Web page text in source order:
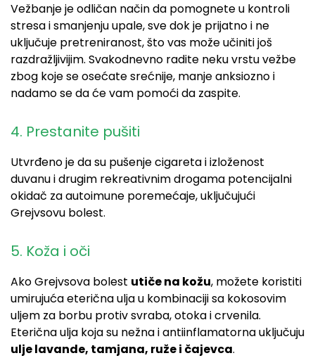
Vežbanje je odličan način da pomognete u kontroli
stresa i smanjenju upale, sve dok je prijatno i ne
uključuje pretreniranost, što vas može učiniti još
razdražljivijim. Svakodnevno radite neku vrstu vežbe
zbog koje se osećate srećnije, manje anksiozno i
nadamo se da će vam pomoći da zaspite.
4. Prestanite pušiti
Utvrđeno je da su pušenje cigareta i izloženost
duvanu i drugim rekreativnim drogama potencijalni
okidač za autoimune poremećaje, uključujući
Grejvsovu bolest.
5. Koža i oči
Ako Grejvsova bolest utiče na kožu, možete koristiti
umirujuća eterična ulja u kombinaciji sa kokosovim
uljem za borbu protiv svraba, otoka i crvenila.
Eterična ulja koja su nežna i antiinflamatorna uključuju
ulje lavande, tamjana, ruže i čajevca.